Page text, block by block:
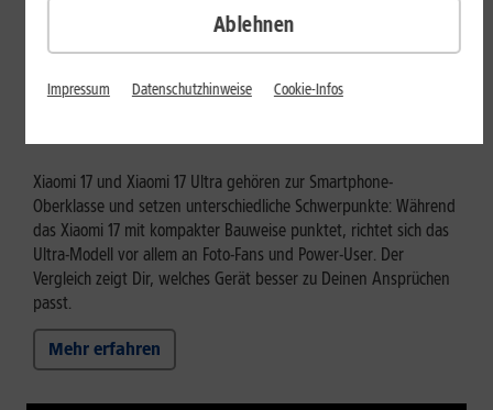
Tests & Vergleiche
Xiaomi 17 vs. Xiaomi 17 Ultra: Für
Xiaomi 17 und Xiaomi 17 Ultra gehören zur Smartphone-
Oberklasse und setzen unterschiedliche Schwerpunkte: Während
das Xiaomi 17 mit kompakter Bauweise punktet, richtet sich das
Ultra-Modell vor allem an Foto-Fans und Power-User. Der
Vergleich zeigt Dir, welches Gerät besser zu Deinen Ansprüchen
passt.
Mehr erfahren
Ablehnen
Impressum Datenschutzhinweise Cookie-Infos